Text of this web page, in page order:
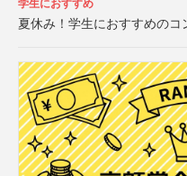
学生におすすめ
夏休み！学生におすすめのコ